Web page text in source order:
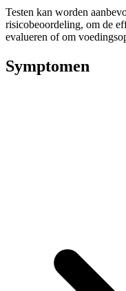
Testen kan worden
risicobeoordeling, om de
evalueren of om
Symptomen